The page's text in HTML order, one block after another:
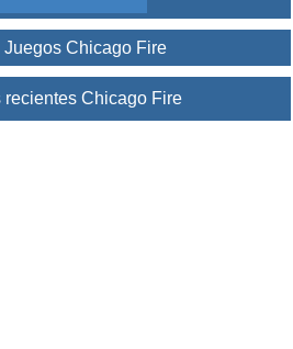
Juegos Chicago Fire
recientes Chicago Fire